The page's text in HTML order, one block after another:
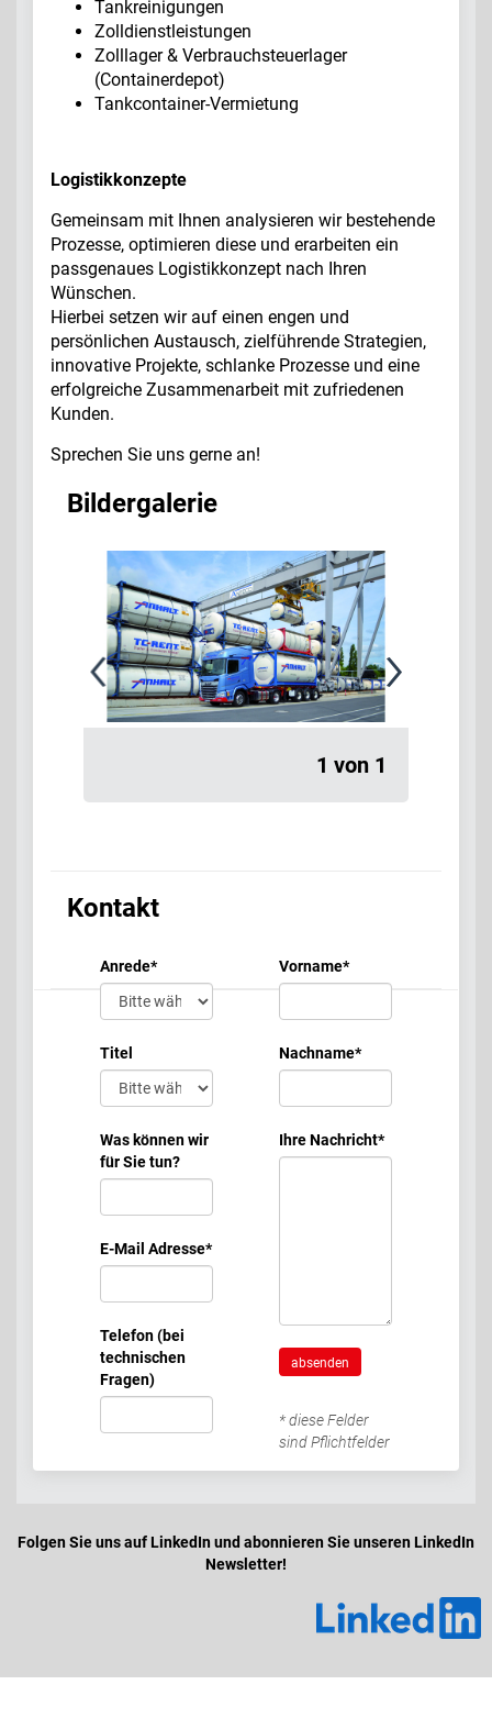
Tankreinigungen
Zolldienstleistungen
Zolllager & Verbrauchsteuerlager
(Containerdepot)
Tankcontainer-Vermietung
Logistikkonzepte
Gemeinsam mit Ihnen analysieren wir bestehende
Prozesse, optimieren diese und erarbeiten ein
passgenaues Logistikkonzept nach Ihren
Wünschen.
Hierbei setzen wir auf einen engen und
persönlichen Austausch, zielführende Strategien,
innovative Projekte, schlanke Prozesse und eine
erfolgreiche Zusammenarbeit mit zufriedenen
Kunden.
Sprechen Sie uns gerne an!
Bildergalerie
1 von 1
Kontakt
Anrede*
Titel
Was können wir
für Sie tun?
E-Mail Adresse*
Telefon (bei
technischen
Fragen)
Vorname*
Nachname*
Ihre Nachricht*
absenden
* diese Felder
sind Pflichtfelder
Folgen Sie uns auf LinkedIn und abonnieren Sie unseren LinkedIn
Newsletter!